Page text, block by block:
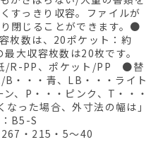
すっきり収容。ファイルが
閉じることができます。●
枚数は、20ポケット：約
大収容枚数は20枚です。
/R-PP、ポケット/PP ●替
・・青、LB・・・ライト
、P・・・ピンク、T・・・
った場合、外寸法の幅は」
B5-S
・215・5～40